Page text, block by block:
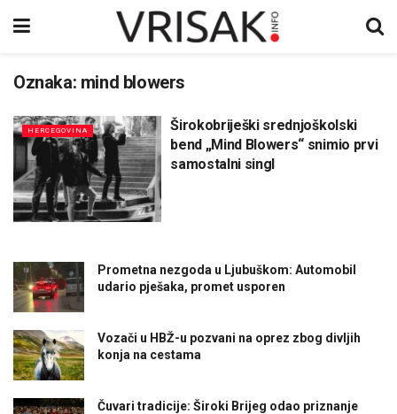
Oznaka: mind blowers
HERCEGOVINA
Širokobriješki srednjoškolski
bend „Mind Blowers“ snimio prvi
samostalni singl
Prometna nezgoda u Ljubuškom: Automobil
udario pješaka, promet usporen
Vozači u HBŽ-u pozvani na oprez zbog divljih
konja na cestama
Čuvari tradicije: Široki Brijeg odao priznanje